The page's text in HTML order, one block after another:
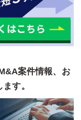
案件情報、お
す。